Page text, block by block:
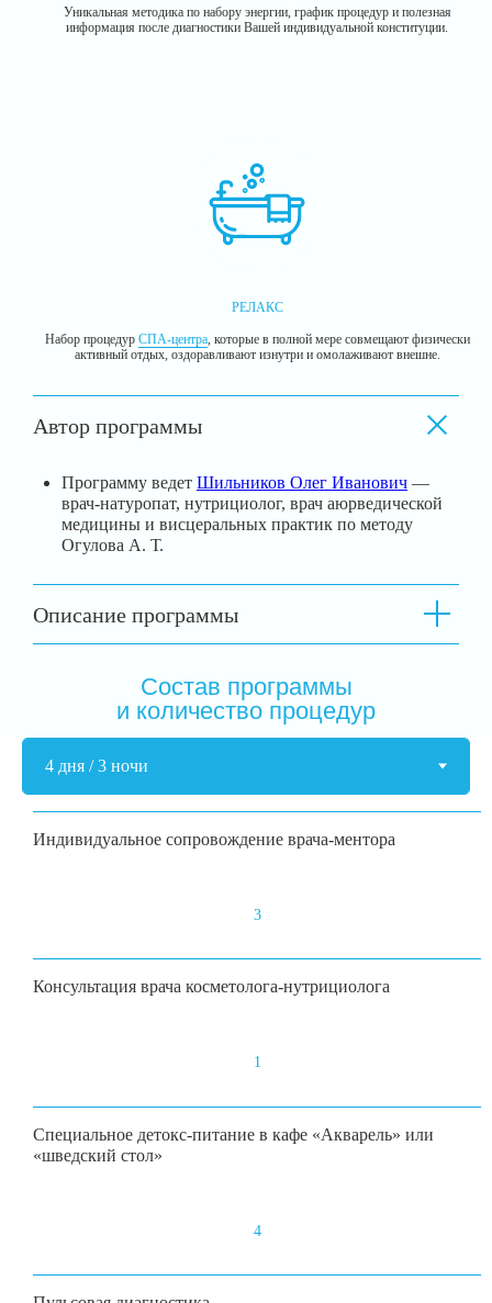
Уникальная методика по набору энергии, график процедур и полезная
информация после диагностики Вашей индивидуальной конституции.
РЕЛАКС
Набор процедур СПА-центра, которые в полной мере совмещают физически
активный отдых, оздоравливают изнутри и омолаживают внешне.
Автор программы
Программу ведет Шильников Олег Иванович —
врач-натуропат, нутрициолог, врач аюрведической
медицины и висцеральных практик по методу
Огулова А. Т.
Описание программы
Состав программы
и количество процедур
Индивидуальное сопровождение врача-ментора
3
Консультация врача косметолога-нутрициолога
1
Специальное детокс-питание в кафе «Акварель» или
«шведский стол»
4